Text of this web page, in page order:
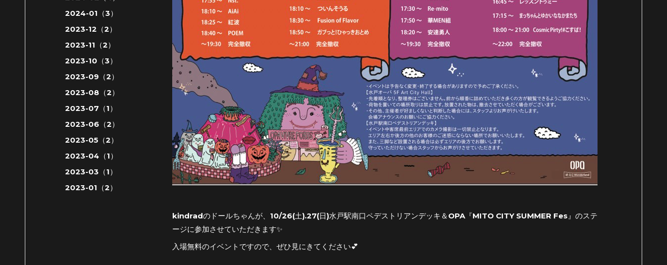
kindradのドールちゃんが、10/26(土).27(日)水戸駅南口ペデストリアンデッキ＆OPA『MITO CITY SUMMER Fes』のステ
ージに参加させていただきます✨
入場無料のイベントですので、ぜひ見にきてください💕
2024-01（3）
2023-12（2）
2023-11（2）
2023-10（3）
2023-09（2）
2023-08（2）
2023-07（1）
2023-06（2）
2023-05（2）
2023-04（1）
2023-03（1）
2023-01（2）